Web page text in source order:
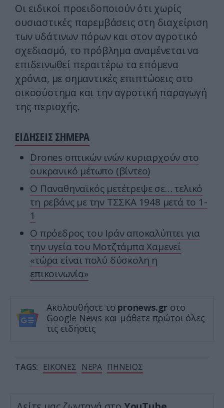
Οι ειδικοί προειδοποιούν ότι χωρίς
ουσιαστικές παρεμβάσεις στη διαχείριση
των υδάτινων πόρων και στον αγροτικό
σχεδιασμό, το πρόβλημα αναμένεται να
επιδεινωθεί περαιτέρω τα επόμενα
χρόνια, με σημαντικές επιπτώσεις στο
οικοσύστημα και την αγροτική παραγωγή
της περιοχής.
ΕΙΔΗΣΕΙΣ ΣΗΜΕΡΑ
Drones οπτικών ινών κυριαρχούν στο
ουκρανικό μέτωπο (βίντεο)
Ο Παναθηναϊκός μετέτρεψε σε… τελικό
τη ρεβάνς με την ΤΣΣΚΑ 1948 μετά το 1-
1
Ο πρόεδρος του Ιράν αποκαλύπτει για
την υγεία του Μοτζτάμπα Χαμενεΐ
«τώρα είναι πολύ δύσκολη η
επικοινωνία»
Ακολουθήστε το pronews.gr στο
Google News και μάθετε πρώτοι όλες
τις ειδήσεις
TAGS: ΕΙΚΟΝΕΣ ΝΕΡΑ ΠΗΝΕΙΟΣ